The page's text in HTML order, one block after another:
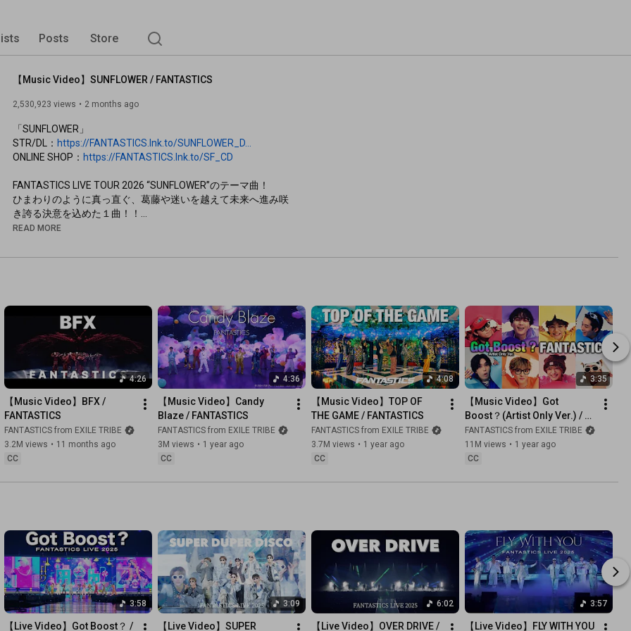
Posts Store
【Music Video】SUNFLOWER / FANTASTICS
2,530,923 views 2 months ago
「SUNFLOWER」
STR/DL： https://FANTASTICS.lnk.to/SUNFLOWER_D...
ONLINE SHOP： https://FANTASTICS.lnk.to/SF_CD
FANTASTICS LIVE TOUR 2026 “SUNFLOWER”のテーマ曲！
ひまわりのように真っ直ぐ、葛藤や迷いを越えて未来へ進み咲
き誇る決意を込めた１曲！！
FANTASTICSの軌跡を新たな視点でオリジナルのストーリーと
Director : Ayano Seki (SHARKS)
Director of Photography：Koji Matsuura
Producer : Tomohiko Nobuchika (Noble Plus)
Production Manager : Himeka Yoshinari (Noble Plus)
Production: Noble Plus Inc.
Words: LOAR
Music: Chaki Zulu, LOAR
Choreographed by SEKAI
スティックPARK」内で進行していた
ブに表現した
FANTASTICSの新たな力となるバンガーソング「HANDS UP」
を含む全８曲収録！！
MV盤には表題曲「SUNFLOWER」のMusic Videoに加えMusic
Video Making Movieを、
LIVE盤にはFANTASTICS LIVE TOUR 2025 ”BUTTERFLY
EFFECT”から
READ MORE
4:26
【Music Video】BFX /
FANTASTICS
FANTASTICS from EXILE TRIBE
3.2M views • 11 months ago
CC
4:36
【Music Video】Candy
Blaze / FANTASTICS
FANTASTICS from EXILE TRIBE
3M views • 1 year ago
CC
4:08
【Music Video】TOP OF
THE GAME / FANTASTICS
FANTASTICS from EXILE TRIBE
3.7M views • 1 year ago
CC
3:35
【Music Video】Got
Boost？(Artist Only Ver.) /
FANTASTICS
FANTASTICS from EXILE TRIBE
11M views • 1 year ago
CC
3:58
【Live Video】Got Boost？ /
3:09
【Live Video】SUPER
6:02
【Live Video】OVER DRIVE /
3:57
【Live Video】FLY WITH YOU